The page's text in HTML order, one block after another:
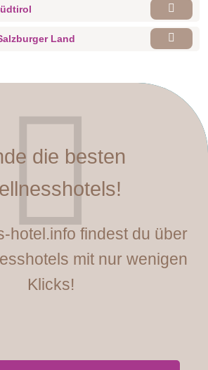
Land
die besten
hotel.info findest du über
mit nur wenigen
Klicks!